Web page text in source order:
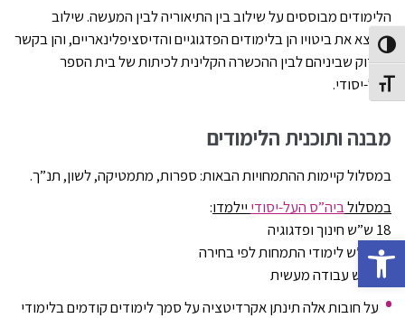
Open toolbar
Toggle High Contrast
Toggle Font size
הלימודים מבוססים על שילוב בין התיאוריה לבין המעשה. שילוב
המוצא את ביטויו הן בלימודים הפדגוגיים והדיסציפלינאריים, והן בקשר
ההדוק שביניהם לבין ההכשרה הקלינית לכיתות של בית הספר
העל-יסודי.
מבנה ותוכנית הלימודים
במסלול קיימות ההתמחויות הבאות: ספרות, מתמטיקה, לשון, תנ”ך.
במסלולביה”ס העל-יסודי יילמדו:
18 ש”ש חינוך ופדגוגיה
26 ש”ש לימודי התמחות לפי בחירה
6 ש”ש עבודה מעשית
על חובות אלה תינתן אקרדיטציה על סמך לימודים קודמים בלימודי